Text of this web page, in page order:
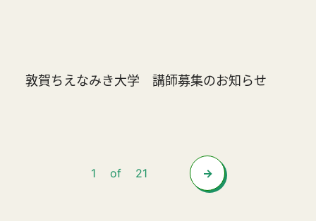
敦賀ちえなみき大学 講師募集のお知らせ
1 of 21